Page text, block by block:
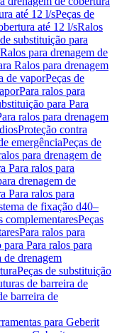
até 12 l/sPeças de
até 12 l/sRalos
substituição para
Ralos para drenagem de
Ralos para drenagem
de vaporPeças de
Para ralos para
para Para
ralos para drenagem
Proteção contra
emergênciaPeças de
para drenagem de
Para ralos para
drenagem de
Para ralos para
de fixação d40–
complementaresPeças
Para ralos para
Para ralos para
de drenagem
Peças de substituição
de barreira de
barreira de
para Geberit